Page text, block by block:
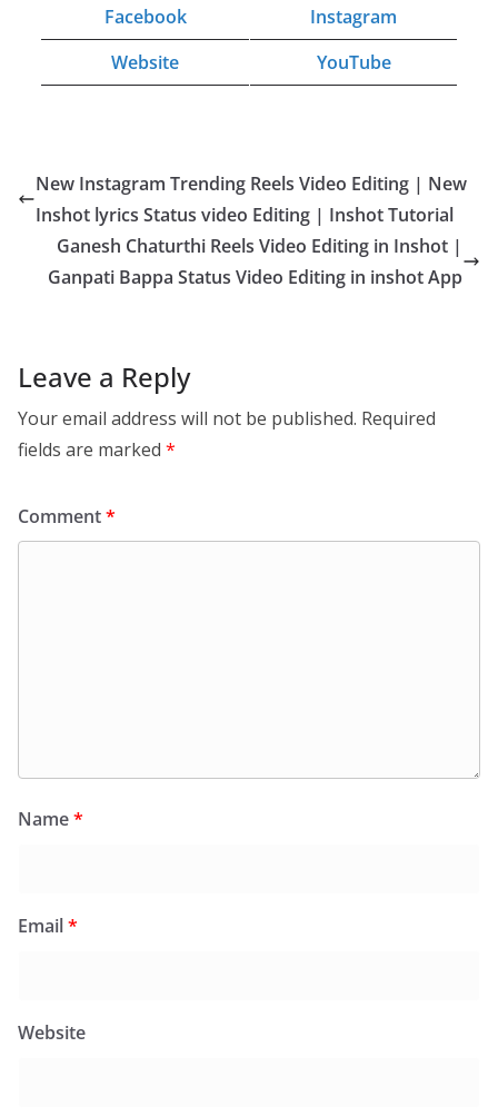
Facebook
Instagram
Website
YouTube
New Instagram Trending Reels Video Editing | New
Inshot lyrics Status video Editing | Inshot Tutorial
Ganesh Chaturthi Reels Video Editing in Inshot |
Ganpati Bappa Status Video Editing in inshot App
Leave a Reply
Your email address will not be published. Required
fields are marked *
Comment*
Name*
Email*
Website